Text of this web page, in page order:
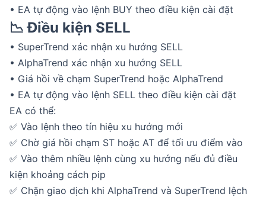
• EA tự động vào lệnh BUY theo điều kiện cài đặt
📉 Điều kiện SELL
• SuperTrend xác nhận xu hướng SELL
• AlphaTrend xác nhận xu hướng SELL
• Giá hồi về chạm SuperTrend hoặc AlphaTrend
• EA tự động vào lệnh SELL theo điều kiện cài đặt
EA có thể:
✅ Vào lệnh theo tín hiệu xu hướng mới
✅ Chờ giá hồi chạm ST hoặc AT để tối ưu điểm vào
✅ Vào thêm nhiều lệnh cùng xu hướng nếu đủ điều
kiện khoảng cách pip
✅ Chặn giao dịch khi AlphaTrend và SuperTrend lệch